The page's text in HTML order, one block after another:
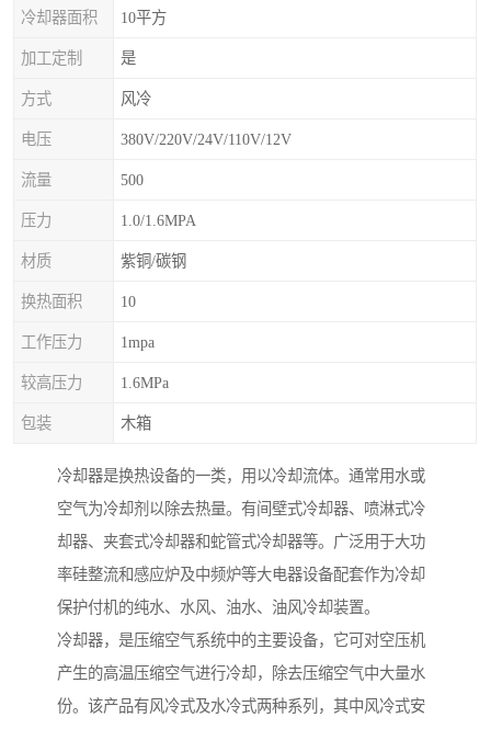
冷却器面积 10平方
加工定制 是
方式 风冷
电压 380V/220V/24V/110V/12V
流量 500
压力 1.0/1.6MPA
材质 紫铜/碳钢
换热面积 10
工作压力 1mpa
较高压力 1.6MPa
包装 木箱
冷却器是换热设备的一类，用以冷却流体。通常用水或
空气为冷却剂以除去热量。有间壁式冷却器、喷淋式冷
却器、夹套式冷却器和蛇管式冷却器等。广泛用于大功
率硅整流和感应炉及中频炉等大电器设备配套作为冷却
保护付机的纯水、水风、油水、油风冷却装置。
冷却器，是压缩空气系统中的主要设备，它可对空压机
产生的高温压缩空气进行冷却，除去压缩空气中大量水
份。该产品有风冷式及水冷式两种系列，其中风冷式安